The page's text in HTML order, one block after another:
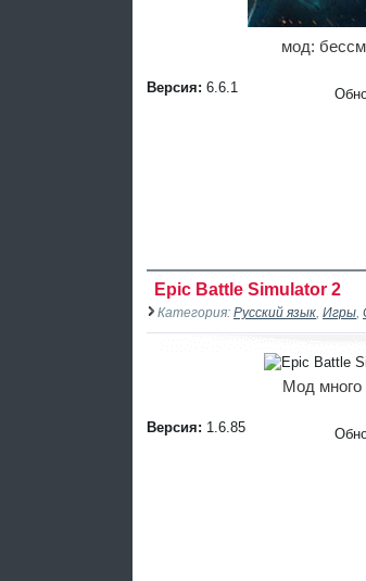
мод:
Версия: 6.6.1
Epic Battle Simulator 2
Категория: Русский язык Игры
Мод много
Версия: 1.6.85